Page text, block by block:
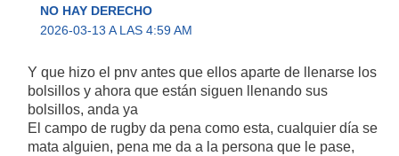
NO HAY DERECHO
2026-03-13 A LAS 4:59 AM
Y que hizo el pnv antes que ellos aparte de llenarse los
bolsillos y ahora que están siguen llenando sus
bolsillos, anda ya
El campo de rugby da pena como esta, cualquier día se
mata alguien, pena me da a la persona que le pase,